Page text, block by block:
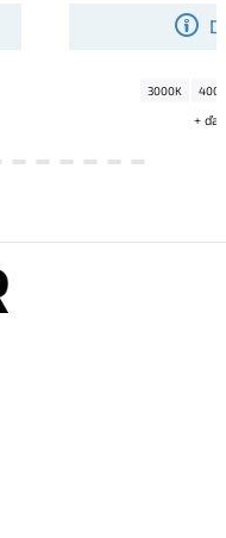
COB vytvára
bieleho svetla bez
3000K
+